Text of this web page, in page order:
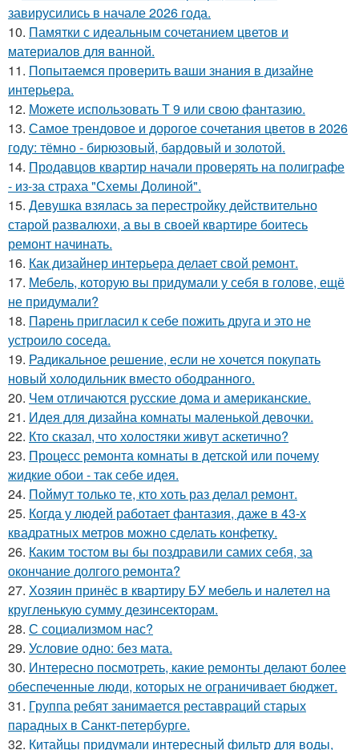
завирусились в начале 2026 года.
10. Памятки с идеальным сочетанием цветов и
материалов для ванной.
11. Попытаемся проверить ваши знания в дизайне
интерьера.
12. Можете использовать Т 9 или свою фантазию.
13. Самое трендовое и дорогое сочетания цветов в 2026
году: тёмно - бирюзовый, бардовый и золотой.
14. Продавцов квартир начали проверять на полиграфе
- из-за страха "Схемы Долиной".
15. Девушка взялась за перестройку действительно
старой развалюхи, а вы в своей квартире боитесь
ремонт начинать.
16. Как дизайнер интерьера делает свой ремонт.
17. Мебель, которую вы придумали у себя в голове, ещё
не придумали?
18. Парень пригласил к себе пожить друга и это не
устроило соседа.
19. Радикальное решение, если не хочется покупать
новый холодильник вместо ободранного.
20. Чем отличаются русские дома и американские.
21. Идея для дизайна комнаты маленькой девочки.
22. Кто сказал, что холостяки живут аскетично?
23. Процесс ремонта комнаты в детской или почему
жидкие обои - так себе идея.
24. Поймут только те, кто хоть раз делал ремонт.
25. Когда у людей работает фантазия, даже в 43-х
квадратных метров можно сделать конфетку.
26. Каким тостом вы бы поздравили самих себя, за
окончание долгого ремонта?
27. Хозяин принёс в квартиру БУ мебель и налетел на
кругленькую сумму дезинсекторам.
28. С социализмом нас?
29. Условие одно: без мата.
30. Интересно посмотреть, какие ремонты делают более
обеспеченные люди, которых не ограничивает бюджет.
31. Группа ребят занимается реставраций старых
парадных в Санкт-петербурге.
32. Китайцы придумали интересный фильтр для воды,